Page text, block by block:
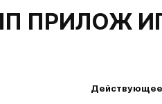
ПРИЛОЖ